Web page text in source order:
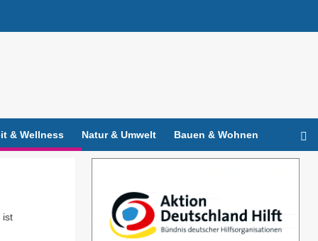
& Wellness Natur & Umwelt Bauen & Wohnen
ist